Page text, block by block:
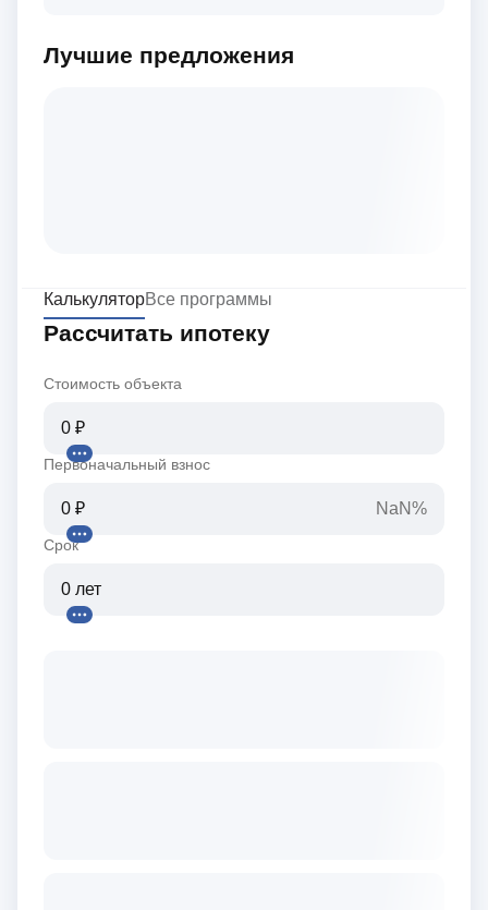
Лучшие предложения
КалькуляторВсе программы
Рассчитать ипотеку
Стоимость объекта
Первоначальный взнос
NaN%
Срок